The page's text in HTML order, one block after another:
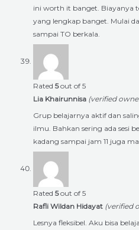
ini worth it banget. Biayanya
yang lengkap banget. Mulai
sampai TO berkala.
Rated 5out of 5
Lia Khairunnisa (verified
Grup belajarnya aktif dan
ilmu. Bahkan sering ada sesi
kadang sampai jam 11 juga
Rated 5out of 5
Rafli Wildan Hidayat (verified
Lesnya fleksibel. Aku bisa